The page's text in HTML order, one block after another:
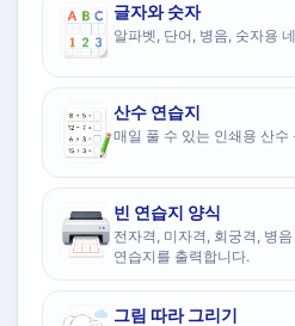
글자와 숫자
알파벳, 단어, 병음, 숫자용
산수 연습지
매일 풀 수 있는 인쇄용 산수
빈 연습지 양식
전자격, 미자격, 회궁격, 병
연습지를 출력합니다.
그림 따라 그리기